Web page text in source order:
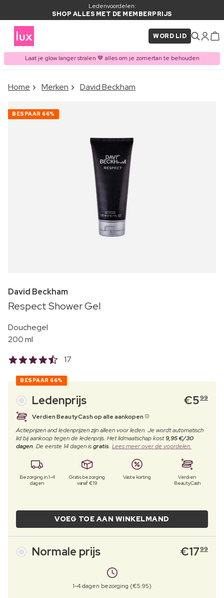
Ledenvoordelen:
SHOP ALLES MET DE MEMBERPRIJS
WORD LID
Laat je glow langer stralen 🤎 alles om je zomertan te behouden
ITEM TOEGEVOEGD AAN
Home Merken David Beckham
BESPAAR 66%
David Beckham
Respect Shower Gel
Douchegel
200 ml
17
BESPAAR 66%
Ledenprijs €599
Verdien BeautyCash op alle aankopen
Actieprijzen and ledenprijzen zijn alleen voor leden. Je wordt automatisch
lid bij aankoop tegen de ledenprijs. Het lidmaatschap kost9,95 €/30
dagen. De eerste 14 dagen isgratis. Lees meer over de voordelen.
Bezorging in 1-4
dagen
Gratis bezorging
vanaf €19
Vaste korting
Verdien
BeautyCash
VOEG TOE AAN WINKELMAND
Normale prijs €1799
1-4 dagen bezorging (€5.95)